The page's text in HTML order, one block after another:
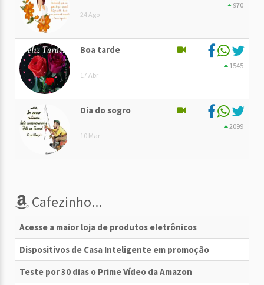
24 Ago
970
Boa tarde
17 Abr
1545
Dia do sogro
10 Mar
2099
Cafezinho...
Acesse a maior loja de produtos eletrônicos
Dispositivos de Casa Inteligente em promoção
Teste por 30 dias o Prime Vídeo da Amazon